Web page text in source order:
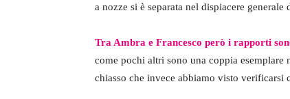
a nozze si è separata nel dispiacere
Tra Ambra e Francesco però i rapporti
come pochi altri sono una coppia esemplare
chiasso che invece abbiamo visto verificarsi